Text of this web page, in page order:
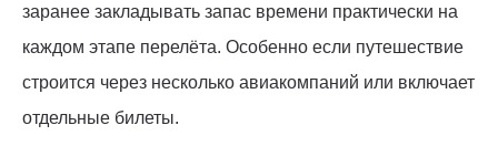
заранее закладывать запас времени практически на
каждом этапе перелёта. Особенно если путешествие
строится через несколько авиакомпаний или включает
отдельные билеты.